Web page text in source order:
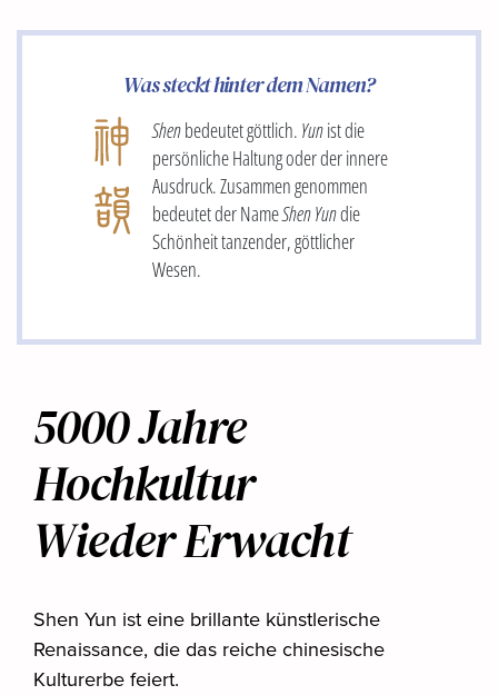
Was steckt hinter dem Namen?
Shenbedeutet göttlich.Yunist die
persönliche Haltung oder der innere
Ausdruck. Zusammen genommen
bedeutet der NameShen Yundie
Schönheit tanzender, göttlicher
Wesen.
5000 Jahre
Hochkultur
Wieder Erwacht
Shen Yun ist eine brillante künstlerische
Renaissance, die das reiche chinesische
Kulturerbe feiert.